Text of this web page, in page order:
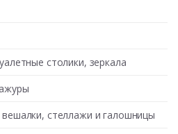
столики, зеркала
стеллажи и галошницы